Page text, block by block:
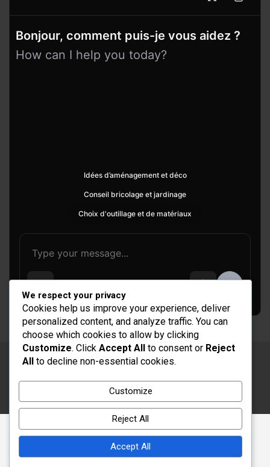
Bonjour, comment puis-je vous aidez ?
How can I help you today?
Idées d’aménagement et déco
Conseil bricolage et jardinage
Choix d'outillage et de matériaux
Copyright © 2026Rénovation et Décoration
Thème par :Theme Horse
Fièrement propulsé par :
We respect your privacy
Cookies help us improve your experience, deliver
personalized content, and analyze traffic. You can
choose which cookies to allow by clicking
Customize. Click Accept All to consent or Reject
All to decline non-essential cookies.
Customize
Reject All
Accept All